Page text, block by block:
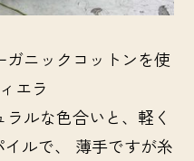
ガニックコットンを使
エラ
ルな色合いと、軽く
ルで、 薄手ですが糸